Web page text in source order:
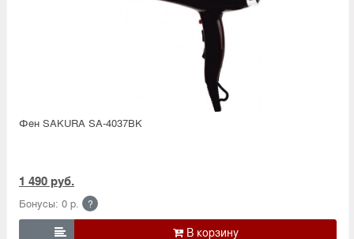
Фен SAKURA SA-4037BK
1 490 руб.
Бонусы: 0 р. ?
